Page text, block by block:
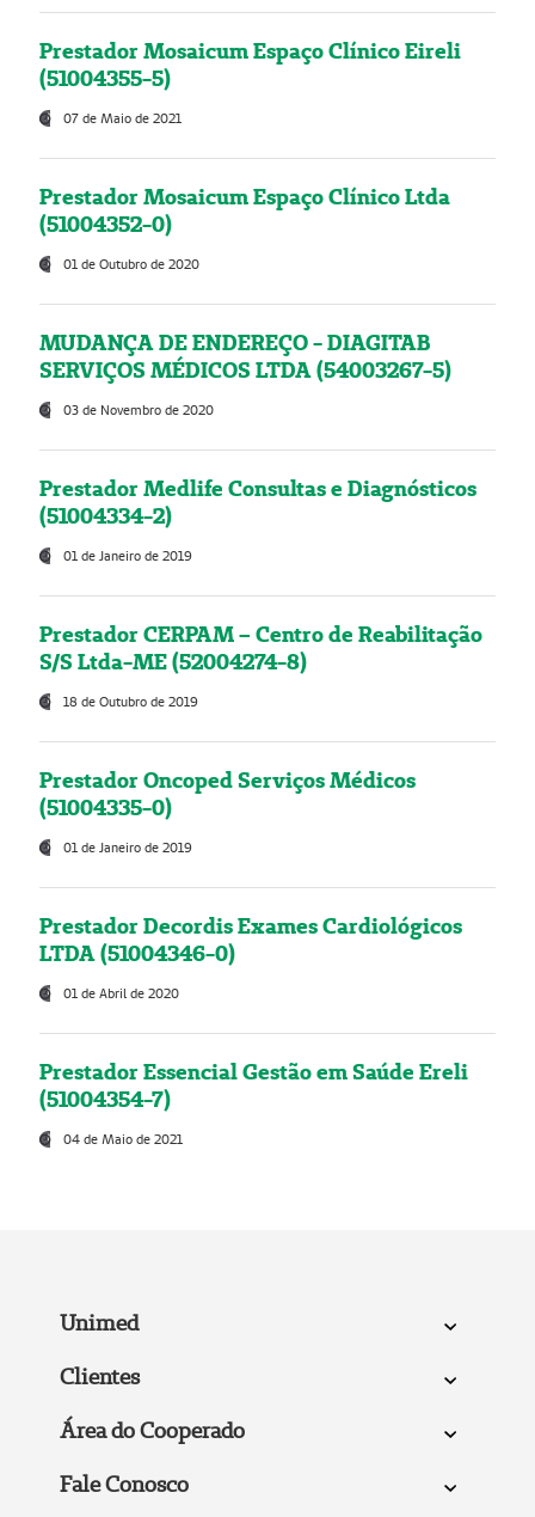
Prestador Mosaicum Espaço Clínico Eireli
(51004355-5)
07 de Maio de 2021
Prestador Mosaicum Espaço Clínico Ltda
(51004352-0)
01 de Outubro de 2020
MUDANÇA DE ENDEREÇO - DIAGITAB
SERVIÇOS MÉDICOS LTDA (54003267-5)
03 de Novembro de 2020
Prestador Medlife Consultas e Diagnósticos
(51004334-2)
01 de Janeiro de 2019
Prestador CERPAM – Centro de Reabilitação
S/S Ltda-ME (52004274-8)
18 de Outubro de 2019
Prestador Oncoped Serviços Médicos
(51004335-0)
01 de Janeiro de 2019
Prestador Decordis Exames Cardiológicos
LTDA (51004346-0)
01 de Abril de 2020
Prestador Essencial Gestão em Saúde Ereli
(51004354-7)
04 de Maio de 2021
Unimed
Clientes
Área do Cooperado
Fale Conosco